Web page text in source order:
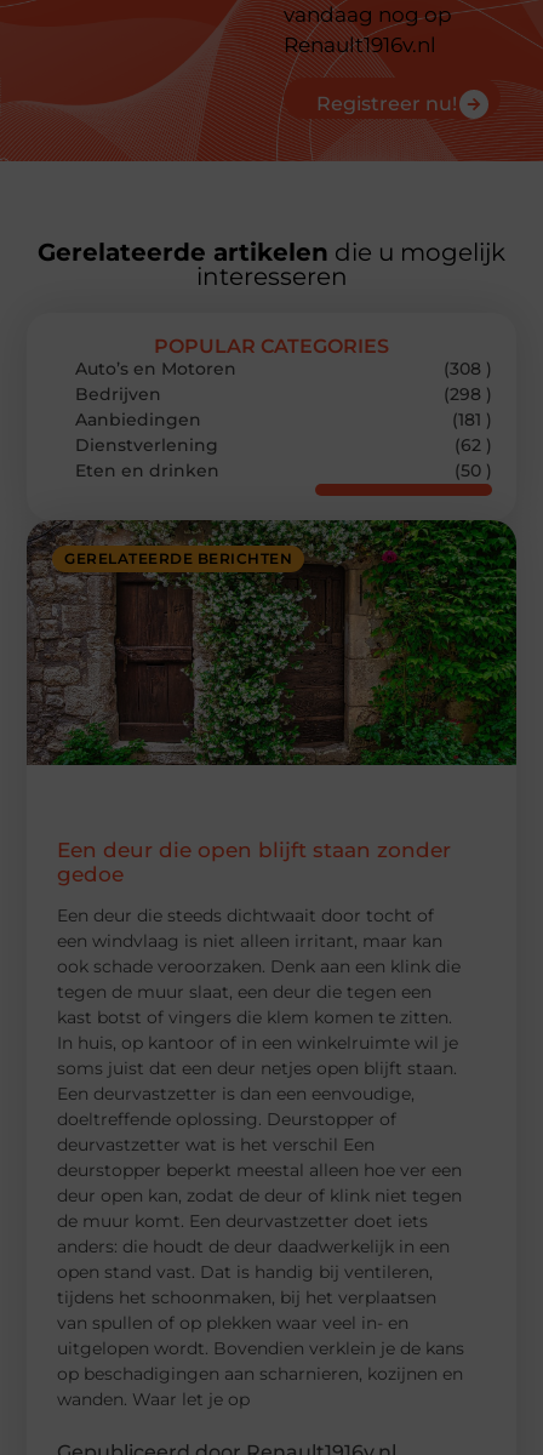
vandaag nog op
Renault1916v.nl
Registreer nu!
Gerelateerde artikelen die u mogelijk
interesseren
GERELATEERDE BERICHTEN
Een deur die open blijft staan zonder
gedoe
Een deur die steeds dichtwaait door tocht of
een windvlaag is niet alleen irritant, maar kan
ook schade veroorzaken. Denk aan een klink die
tegen de muur slaat, een deur die tegen een
kast botst of vingers die klem komen te zitten.
In huis, op kantoor of in een winkelruimte wil je
soms juist dat een deur netjes open blijft staan.
Een deurvastzetter is dan een eenvoudige,
doeltreffende oplossing. Deurstopper of
deurvastzetter wat is het verschil Een
deurstopper beperkt meestal alleen hoe ver een
deur open kan, zodat de deur of klink niet tegen
de muur komt. Een deurvastzetter doet iets
anders: die houdt de deur daadwerkelijk in een
open stand vast. Dat is handig bij ventileren,
tijdens het schoonmaken, bij het verplaatsen
van spullen of op plekken waar veel in- en
uitgelopen wordt. Bovendien verklein je de kans
op beschadigingen aan scharnieren, kozijnen en
wanden. Waar let je op
POPULAR CATEGORIES
Auto’s en Motoren
(308 )
Bedrijven
(298 )
Aanbiedingen
(181 )
Dienstverlening
(62 )
Eten en drinken
(50 )